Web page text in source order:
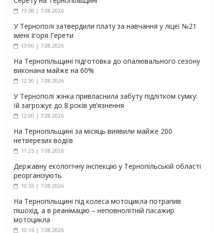
13:38 | 7.08.2026
У Тернополі затвердили плату за навчання у ліцеї №21
імені Ігоря Герети
13:00 | 7.08.2026
На Тернопільщині підготовка до опалювального сезону
виконана майже на 60%
12:30 | 7.08.2026
У Тернополі жінка привласнила забуту підлітком сумку:
їй загрожує до 8 років ув’язнення
12:00 | 7.08.2026
На Тернопільщині за місяць виявили майже 200
нетверезих водіїв
11:25 | 7.08.2026
Державну екологічну інспекцію у Тернопільській області
реорганізують
10:55 | 7.08.2026
На Тернопільщині під колеса мотоцикла потрапив
пішохід, а в реанімацію – неповнолітній пасажир
мотоцикла
10:16 | 7.08.2026